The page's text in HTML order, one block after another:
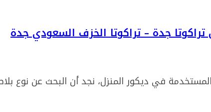
في ديكور المنزل، نجد أن البحث عن نوع